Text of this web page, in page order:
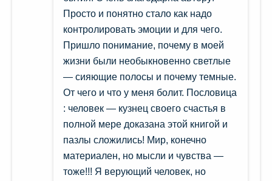
Просто и понятно стало как надо
контролировать эмоции и для чего.
Пришло понимание, почему в моей
жизни были необыкновенно светлые
— сияющие полосы и почему темные.
От чего и что у меня болит. Пословица
: человек — кузнец своего счастья в
полной мере доказана этой книгой и
пазлы сложились! Мир, конечно
материален, но мысли и чувства —
тоже!!! Я верующий человек, но